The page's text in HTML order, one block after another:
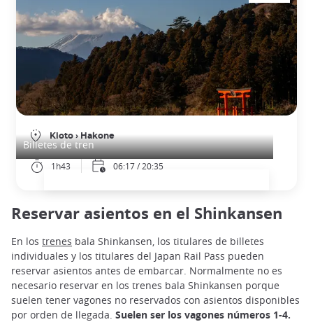
Billetes de tren de Kioto a Hakone (Odawara)
Billetes de tren
Kioto › Hakone
1h43 06:17 / 20:35
Reservar asientos en el Shinkansen
En los trenes bala Shinkansen, los titulares de billetes
individuales y los titulares del Japan Rail Pass pueden
reservar asientos antes de embarcar. Normalmente no es
necesario reservar en los trenes bala Shinkansen porque
suelen tener vagones no reservados con asientos disponibles
por orden de llegada. Suelen ser los vagones números 1-4.